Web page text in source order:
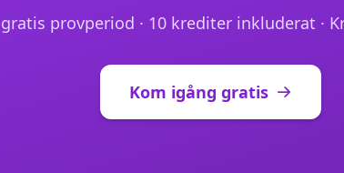
provperiod · 10 krediter inkluderat ·
Kom igång gratis